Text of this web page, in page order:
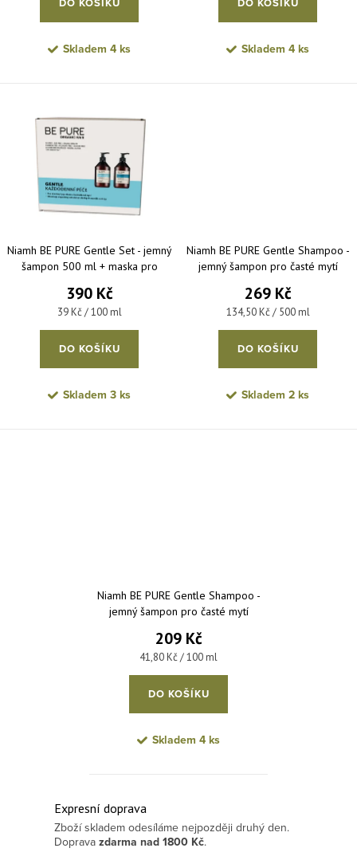
DO KOŠÍKU
Skladem 4 ks
DO KOŠÍKU
Skladem 4 ks
Niamh BE PURE Gentle Set - jemný
šampon 500 ml + maska pro
390 Kč
Měrná cena:
39 Kč / 100 ml
DO KOŠÍKU
Skladem 3 ks
Niamh BE PURE Gentle Shampoo -
jemný šampon pro časté mytí
269 Kč
Měrná cena:
134,50 Kč / 500 ml
DO KOŠÍKU
Skladem 2 ks
Niamh BE PURE Gentle Shampoo -
jemný šampon pro časté mytí
209 Kč
Měrná cena:
41,80 Kč / 100 ml
DO KOŠÍKU
Skladem 4 ks
Ovládací prvky výpisu
Expresní doprava
Zboží skladem odesíláme nejpozději druhý den.
Doprava zdarma nad 1800 Kč.